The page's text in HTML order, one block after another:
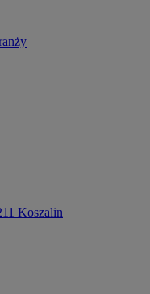
Koszalin